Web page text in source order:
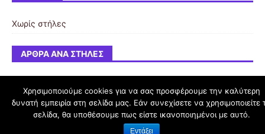
Χωρίς στήλες
ΆΡΘΡΑ ΑΝΆ ΣΤΉΛΕΣ
schoolpress.sch.gr
Χρησιμοποιούμε cookies για να σας προσφέρουμε την καλύτερη
δυνατή εμπειρία στη σελίδα μας. Εάν συνεχίσετε να χρησιμοποιείτε
σελίδα, θα υποθέσουμε πως είστε ικανοποιημένοι με αυτό.
Εντάξει